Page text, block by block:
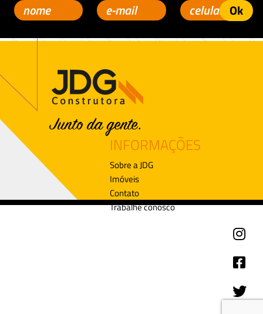
INFORMAÇÕES
Sobre a JDG
Imóveis
Contato
Trabalhe conosco